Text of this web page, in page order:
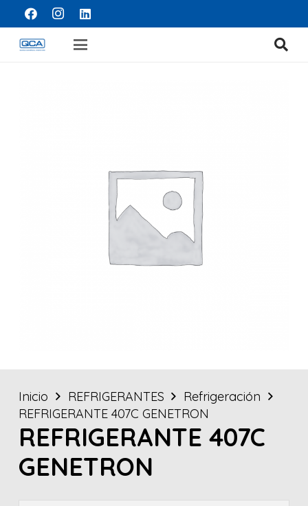
Inicio REFRIGERANTES
Refrigeración
REFRIGERANTE 407C GENETRON
REFRIGERANTE 407C
GENETRON